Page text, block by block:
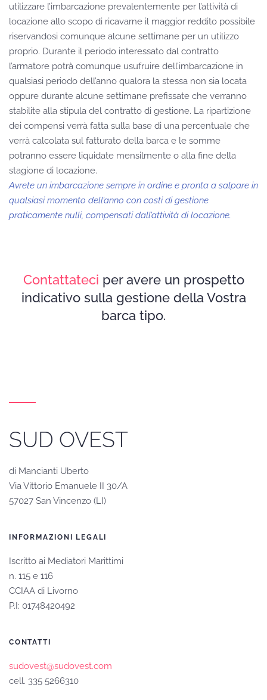
utilizzare l’imbarcazione prevalentemente per l’attività di
locazione allo scopo di ricavarne il maggior reddito possibile
riservandosi comunque alcune settimane per un utilizzo
proprio. Durante il periodo interessato dal contratto
l’armatore potrà comunque usufruire dell’imbarcazione in
qualsiasi periodo dell’anno qualora la stessa non sia locata
oppure durante alcune settimane prefissate che verranno
stabilite alla stipula del contratto di gestione. La ripartizione
dei compensi verrà fatta sulla base di una percentuale che
verrà calcolata sul fatturato della barca e le somme
potranno essere liquidate mensilmente o alla fine della
stagione di locazione.
Avrete un imbarcazione sempre in ordine e pronta a salpare in
qualsiasi momento dell’anno con costi di gestione
praticamente nulli, compensati dall’attività di locazione.
Contattateci per avere un prospetto
indicativo sulla gestione della Vostra
barca tipo.
SUD OVEST
di Mancianti Uberto
Via Vittorio Emanuele II 30/A
57027 San Vincenzo (LI)
INFORMAZIONI LEGALI
Iscritto ai Mediatori Marittimi
n. 115 e 116
CCIAA di Livorno
P.I: 01748420492
CONTATTI
sudovest@sudovest.com
cell. 335 5266310